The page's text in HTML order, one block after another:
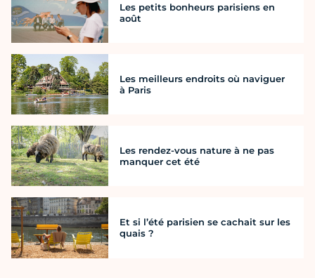
Les petits bonheurs parisiens en
août
Les meilleurs endroits où naviguer
à Paris
Les rendez-vous nature à ne pas
manquer cet été
Et si l’été parisien se cachait sur les
quais ?